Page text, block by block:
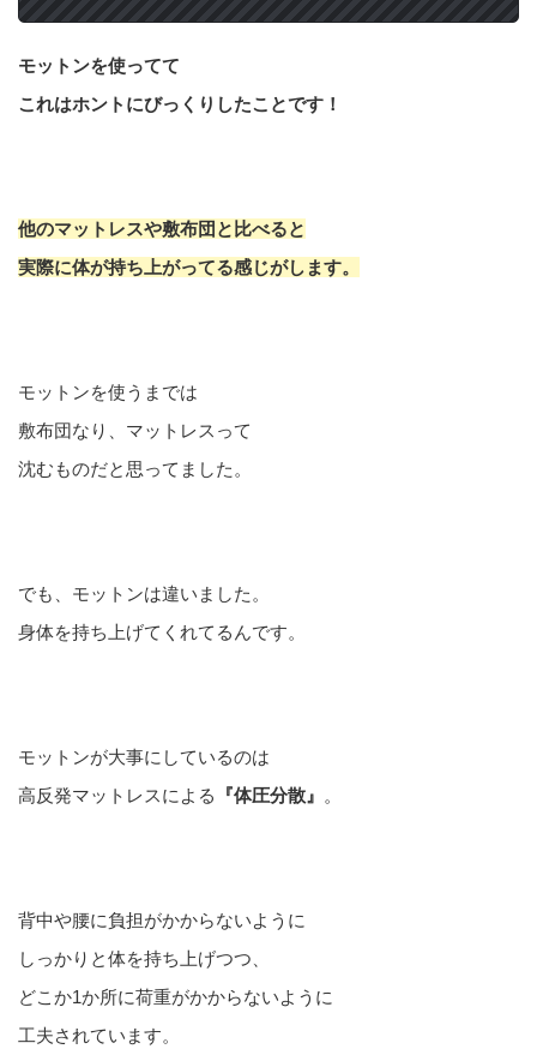
モットンを使ってて
これはホントにびっくりしたことです！
他のマットレスや敷布団と比べると
実際に体が持ち上がってる感じがします。
モットンを使うまでは
敷布団なり、マットレスって
沈むものだと思ってました。
でも、モットンは違いました。
身体を持ち上げてくれてるんです。
モットンが大事にしているのは
高反発マットレスによる
『体圧分散』 。
背中や腰に負担がかからないように
しっかりと体を持ち上げつつ、
どこか1か所に荷重がかからないように
工夫されています。